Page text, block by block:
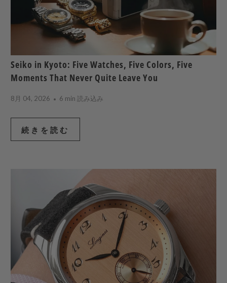
Seiko in Kyoto: Five Watches, Five Colors, Five
Moments That Never Quite Leave You
8月 04, 2026 6 min 読み込み
続きを読む